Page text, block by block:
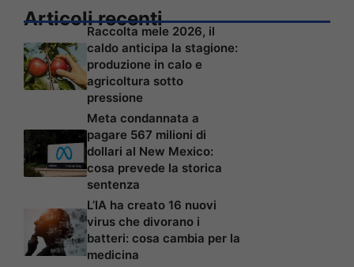
Articoli recenti
Raccolta mele 2026, il
caldo anticipa la stagione:
produzione in calo e
agricoltura sotto
pressione
Meta condannata a
pagare 567 milioni di
dollari al New Mexico:
cosa prevede la storica
sentenza
L’IA ha creato 16 nuovi
virus che divorano i
batteri: cosa cambia per la
medicina